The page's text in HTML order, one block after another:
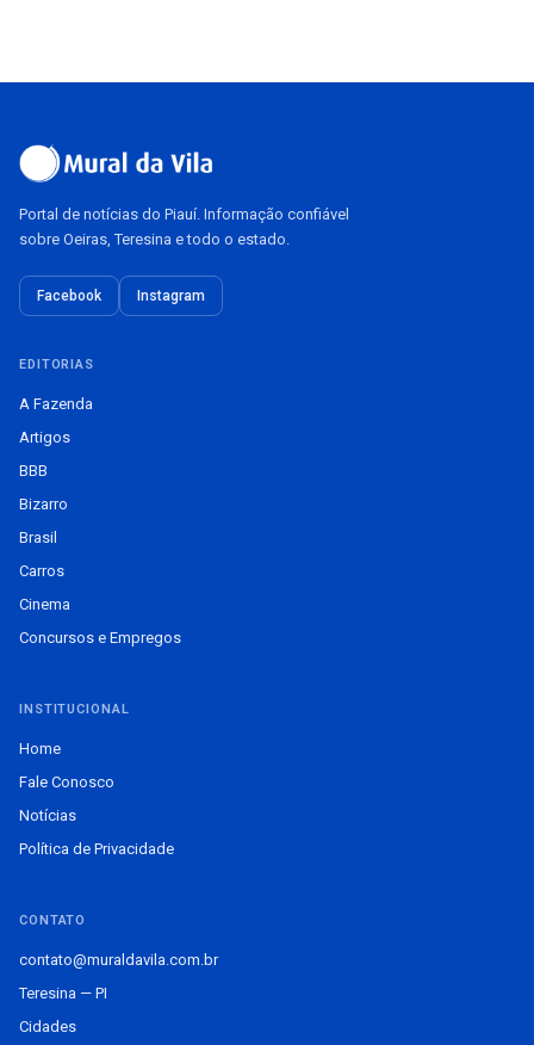
Portal de notícias do Piauí. Informação confiável
sobre Oeiras, Teresina e todo o estado.
Facebook Instagram
EDITORIAS
A Fazenda
Artigos
BBB
Bizarro
Brasil
Carros
Cinema
Concursos e Empregos
INSTITUCIONAL
Home
Fale Conosco
Notícias
Política de Privacidade
CONTATO
contato@muraldavila.com.br
Teresina — PI
Cidades